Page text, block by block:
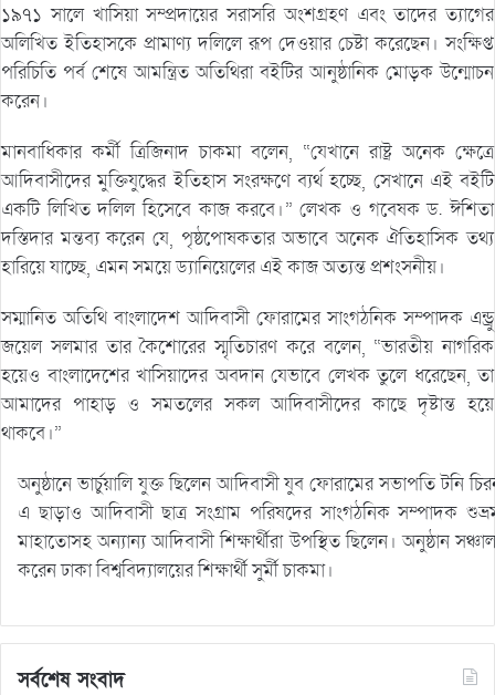
১৯৭১ সালে খাসিয়া সম্প্রদায়ের সরাসরি অংশগ্রহণ এবং তাদের ত্যাগের
অলিখিত ইতিহাসকে প্রামাণ্য দলিলে রূপ দেওয়ার চেষ্টা করেছেন। সংক্ষিপ্ত
পরিচিতি পর্ব শেষে আমন্ত্রিত অতিথিরা বইটির আনুষ্ঠানিক মোড়ক উন্মোচন
করেন।
মানবাধিকার কর্মী ত্রিজিনাদ চাকমা বলেন, “যেখানে রাষ্ট্র অনেক ক্ষেত্রে
আদিবাসীদের মুক্তিযুদ্ধের ইতিহাস সংরক্ষণে ব্যর্থ হচ্ছে, সেখানে এই বইটি
একটি লিখিত দলিল হিসেবে কাজ করবে।” লেখক ও গবেষক ড. ঈশিতা
দস্তিদার মন্তব্য করেন যে, পৃষ্ঠপোষকতার অভাবে অনেক ঐতিহাসিক তথ্য
হারিয়ে যাচ্ছে, এমন সময়ে ড্যানিয়েলের এই কাজ অত্যন্ত প্রশংসনীয়।
সম্মানিত অতিথি বাংলাদেশ আদিবাসী ফোরামের সাংগঠনিক সম্পাদক এন্ড্রু
জয়েল সলমার তার কৈশোরের স্মৃতিচারণ করে বলেন, “ভারতীয় নাগরিক
হয়েও বাংলাদেশের খাসিয়াদের অবদান যেভাবে লেখক তুলে ধরেছেন, তা
আমাদের পাহাড় ও সমতলের সকল আদিবাসীদের কাছে দৃষ্টান্ত হয়ে
থাকবে।”
অনুষ্ঠানে ভার্চুয়ালি যুক্ত ছিলেন আদিবাসী যুব ফোরামের সভাপতি টনি
এ ছাড়াও আদিবাসী ছাত্র সংগ্রাম পরিষদের সাংগঠনিক সম্পাদক
মাহাতোসহ অন্যান্য আদিবাসী শিক্ষার্থীরা উপস্থিত ছিলেন। অনুষ্ঠান
করেন ঢাকা বিশ্ববিদ্যালয়ের শিক্ষার্থী সুর্মী চাকমা।
সর্বশেষ সংবাদ